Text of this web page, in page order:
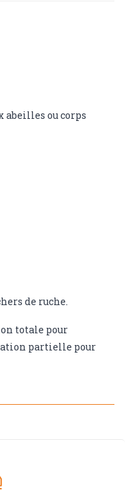
abeilles ou corps
de ruche.
totale pour
partielle pour